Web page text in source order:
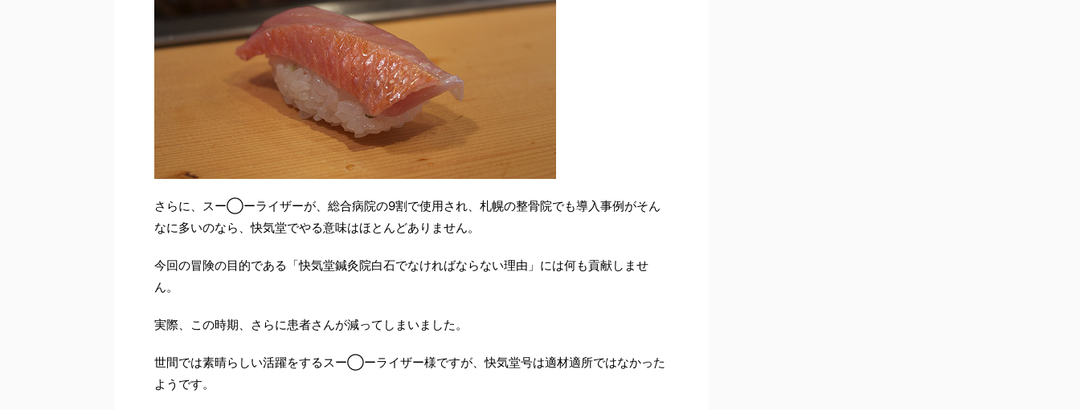
さらに、スー◯ーライザーが、総合病院の9割で使用され、札幌の整骨院でも導入事例がそん
なに多いのなら、快気堂でやる意味はほとんどありません。
今回の冒険の目的である「快気堂鍼灸院白石でなければならない理由」には何も貢献しませ
ん。
実際、この時期、さらに患者さんが減ってしまいました。
世間では素晴らしい活躍をするスー◯ーライザー様ですが、快気堂号は適材適所ではなかった
ようです。